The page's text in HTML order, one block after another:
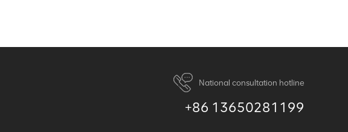
National consultation hotline
+86 13650281199